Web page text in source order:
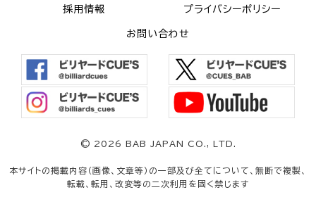
採用情報 プライバシーポリシー
お問い合わせ
© 2026 BAB JAPAN CO., LTD.
本サイトの掲載内容（画像、文章等）の一部及び全てについて、無断で複製、
転載、転用、改変等の二次利用を固く禁じます